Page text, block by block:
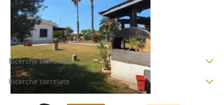
Vittoria (Ragusa)
23/09/2026
Ricerche correlate
Ricerche correlate